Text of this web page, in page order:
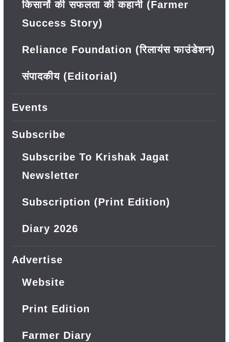
किसानों की सफलता की कहानी (Farmer
Success Story)
Reliance Foundation (रिलायंस फाउंडेशन)
संपादकीय (Editorial)
Events
Subscribe
Subscribe To Krishak Jagat
Newsletter
Subscription (Print Edition)
Diary 2026
Advertise
Website
Print Edition
Farmer Diary